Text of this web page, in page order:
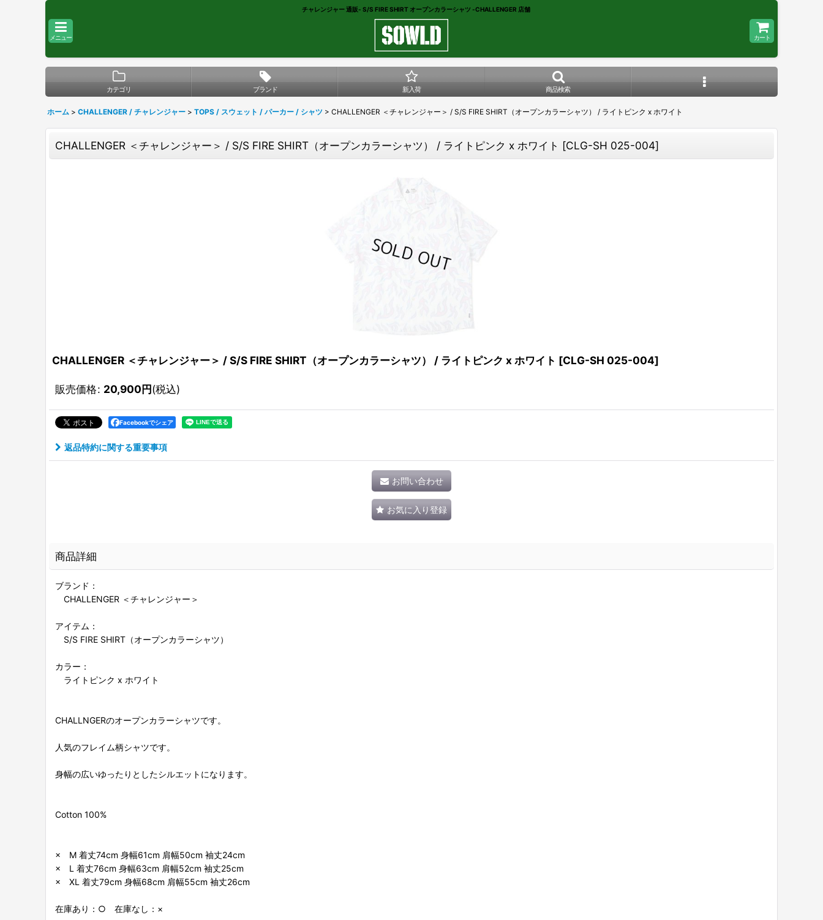
チャレンジャー 通販- S/S FIRE SHIRT オープンカラーシャツ -CHALLENGER 店舗
メニュー カート
カテゴリ ブランド 新入荷 商品検索
ホーム > CHALLENGER / チャレンジャー > TOPS / スウェット / パーカー / シャツ > CHALLENGER ＜チャレンジャー＞ / S/S FIRE SHIRT（オープンカラーシャツ） / ライトピンク x ホワイト
CHALLENGER ＜チャレンジャー＞ / S/S FIRE SHIRT（オープンカラーシャツ） / ライトピンク x ホワイト [CLG-SH 025-004]
CHALLENGER ＜チャレンジャー＞ / S/S FIRE SHIRT（オープンカラーシャツ） / ライトピンク x ホワイト [CLG-SH 025-004]
販売価格: 20,900円(税込)
Facebookでシェア
返品特約に関する重要事項
お問い合わせ
お気に入り登録
商品詳細
ブランド：
CHALLENGER ＜チャレンジャー＞
アイテム：
S/S FIRE SHIRT（オープンカラーシャツ）
カラー：
ライトピンク x ホワイト
CHALLNGERのオープンカラーシャツです。
人気のフレイム柄シャツです。
身幅の広いゆったりとしたシルエットになります。
Cotton 100%
× M 着丈74cm 身幅61cm 肩幅50cm 袖丈24cm
× L 着丈76cm 身幅63cm 肩幅52cm 袖丈25cm
× XL 着丈79cm 身幅68cm 肩幅55cm 袖丈26cm
在庫あり：○ 在庫なし：×